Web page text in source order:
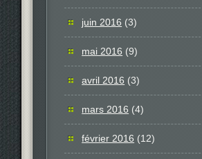
juin 2016 (3)
mai 2016 (9)
avril 2016 (3)
mars 2016 (4)
février 2016 (12)